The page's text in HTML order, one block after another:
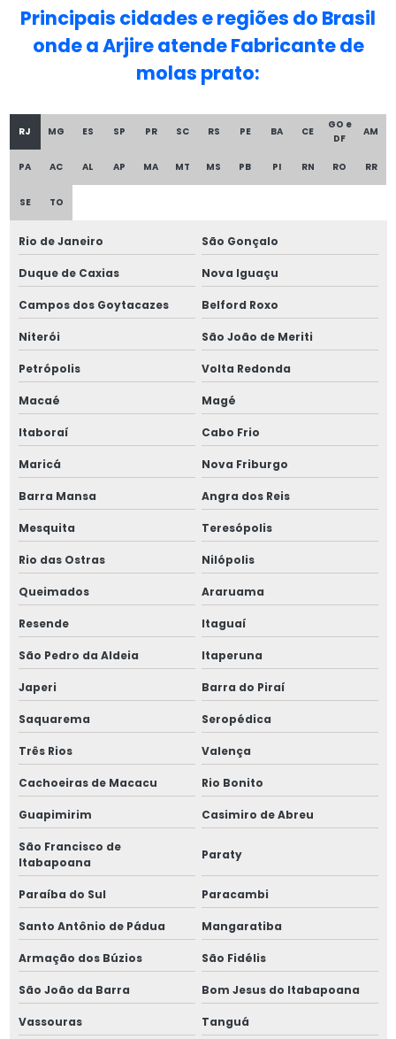
Fabricante de parafusos e porcas
Fabricante de parafusos e porcas especiais
Fabricantes de molas industriais
Fabricantes de parafusos em aço inox
Fornecedor de molas de compressão
Kit rivkle
Loja de molas
Mola de aço helicoidais
Mola de aço inox
Mola compressão helicoidal
Mola de compressão inox
Mola prato aço inox
Mola prato din
Mola prato grossa
Mola de tração em aço inox
Molas chapa inox
Molas de compressão leve
Molas para equipamentos
Molas estampo
Molas para ferramentas de estampo
Molas helicoidais de tração
Molas para máquinas
Molas para máquinas industriais
Molas de metro
Molas prato especiais
Principais cidades e regiões do Brasil
onde a Arjire atende Fabricante de
molas prato:
RJ MG ES SP PR SC RS PE BA CE
GO e
DF
AM
PA AC AL AP MA MT MS PB PI RN RO RR
SE TO
Rio de Janeiro São Gonçalo
Duque de Caxias Nova Iguaçu
Campos dos Goytacazes Belford Roxo
Niterói São João de Meriti
Petrópolis Volta Redonda
Macaé Magé
Itaboraí Cabo Frio
Maricá Nova Friburgo
Barra Mansa Angra dos Reis
Mesquita Teresópolis
Rio das Ostras Nilópolis
Queimados Araruama
Resende Itaguaí
São Pedro da Aldeia Itaperuna
Japeri Barra do Piraí
Saquarema Seropédica
Três Rios Valença
Cachoeiras de Macacu Rio Bonito
Guapimirim Casimiro de Abreu
São Francisco de
Itabapoana
Paraty
Paraíba do Sul Paracambi
Santo Antônio de Pádua Mangaratiba
Armação dos Búzios São Fidélis
São João da Barra Bom Jesus do Itabapoana
Vassouras Tanguá